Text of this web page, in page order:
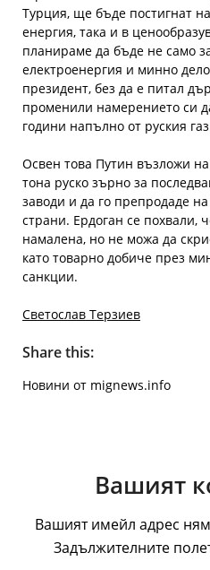
Турция, ще бъде постигнат
енергия, така и в
планираме да бъде не само
електроенергия и минно
президент, без да е питал
променили намерението си
години напълно от руския
Освен това Путин възложи
тона руско зърно за
заводи и да го препродаде
страни. Ердоган се похвали,
намалена, но не можа да
като товарно добиче през
санкции.
Светослав Терзиев
Share this:
Новини от mignews.info
Вашият
Вашият имейл адрес
Задължителните